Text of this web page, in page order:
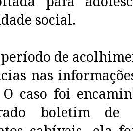
social.
de
nas
O caso foi
boletim de